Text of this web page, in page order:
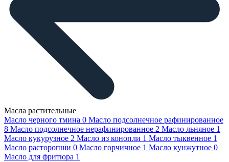
Масла растительные
Масло черного тмина 0 Масло подсолнечное рафинированное
8 Масло подсолнечное нерафинированное 2 Масло льняное 1
Масло кукурузное 2 Масло из конопли 1 Масло тыквенное 1
Масло расторопши 0 Масло горчичное 1 Масло кунжутное 0
Масло для фритюра 1